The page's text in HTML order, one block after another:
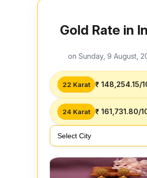
Gold Rate in
on Sunday, 9 August,
22 Karat ₹ 148,254.15/
24 Karat ₹ 161,731.80/